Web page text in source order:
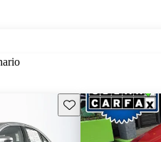
Guarda este Aviso